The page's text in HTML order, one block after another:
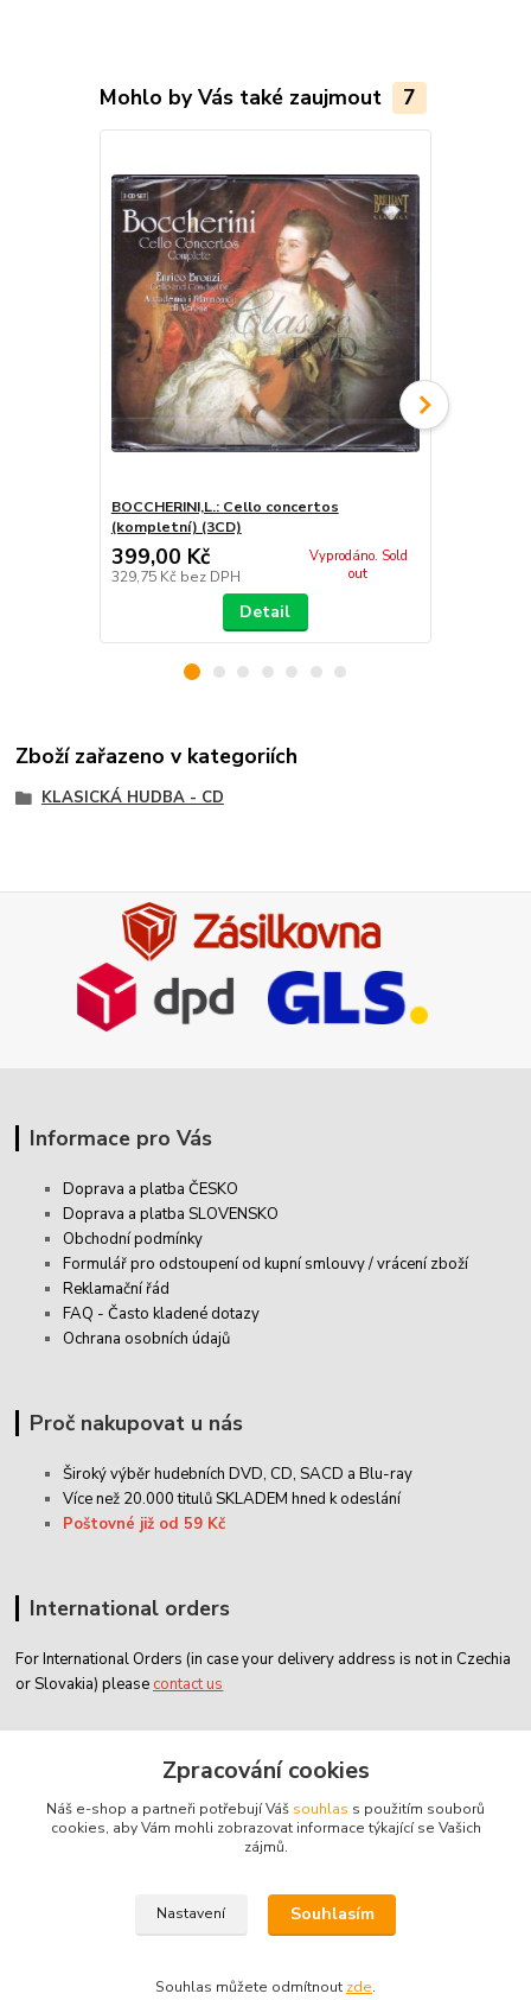
Mohlo by Vás také zaujmout 7
BOCCHERINI,L.: Cello concertos
(kompletní) (3CD)
399,00 Kč
329,75 Kč bez DPH
Vyprodáno. Sold
out
Detail
Zboží zařazeno v kategoriích
KLASICKÁ HUDBA - CD
Informace pro Vás
Doprava a platba ČESKO
Doprava a platba SLOVENSKO
Obchodní podmínky
Formulář pro odstoupení od kupní smlouvy / vrácení zboží
Reklamační řád
FAQ - Často kladené dotazy
Ochrana osobních údajů
Proč nakupovat u nás
Široký výběr hudebních DVD, CD,SACD a Blu-ray
Více než 20.000 titulů SKLADEM hned k odeslání
Poštovné již od 59 Kč
International orders
For International Orders (in case your delivery address is not in Czechia
or Slovakia) please contact us
Zákaznický servis
classicdvd@classicdvd.cz
© 2004 - 2026 ClassicDVD.cz
Zpracování cookies
Náš e-shop a partneři potřebují Váš souhlas s použitím souborů
cookies, aby Vám mohli zobrazovat informace týkající se Vašich
zájmů.
Nastavení Souhlasím
Souhlas můžete odmítnout zde.